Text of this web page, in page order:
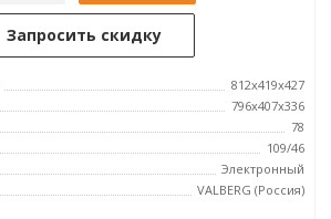
Запросить скидку
812x419x427
796х407х336
78
109/46
Электронный
VALBERG (Россия)